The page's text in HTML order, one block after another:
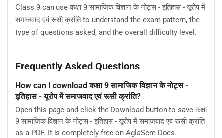
Class 9 can use कक्षा 9 सामाजिक विज्ञान के नोट्स - इतिहास - यूरोप में
समाजवाद एवं रूसी क्रांति to understand the exam pattern, the
type of questions asked, and the overall difficulty level.
Frequently Asked Questions
How can I download कक्षा 9 सामाजिक विज्ञान के नोट्स -
इतिहास - यूरोप में समाजवाद एवं रूसी क्रांति?
Open this page and click the Download button to save कक्षा
9 सामाजिक विज्ञान के नोट्स - इतिहास - यूरोप में समाजवाद एवं रूसी क्रांति
as a PDF. It is completely free on AglaSem Docs.